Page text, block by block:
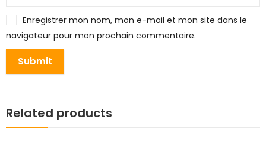
Enregistrer mon nom, mon e-mail et mon site dans le
navigateur pour mon prochain commentaire.
Related products